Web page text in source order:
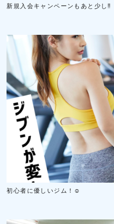
新規入会キャンペーンもあと少し‼️
初心者に優しいジム！☺